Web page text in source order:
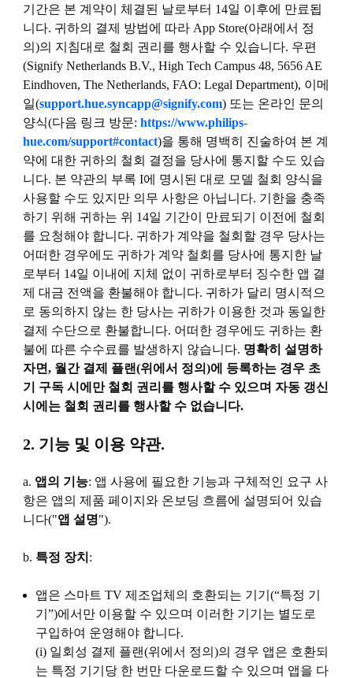
기간은 본 계약이 체결된 날로부터 14일 이후에 만료됩
니다. 귀하의 결제 방법에 따라 App Store(아래에서 정
의)의 지침대로 철회 권리를 행사할 수 있습니다. 우편
(Signify Netherlands B.V., High Tech Campus 48, 5656 AE
Eindhoven, The Netherlands, FAO: Legal Department), 이메
일(support.hue.syncapp@signify.com) 또는 온라인 문의
양식(다음 링크 방문: https://www.philips-
hue.com/support#contact)을 통해 명백히 진술하여 본 계
약에 대한 귀하의 철회 결정을 당사에 통지할 수도 있습
니다. 본 약관의 부록 I에 명시된 대로 모델 철회 양식을
사용할 수도 있지만 의무 사항은 아닙니다. 기한을 충족
하기 위해 귀하는 위 14일 기간이 만료되기 이전에 철회
를 요청해야 합니다. 귀하가 계약을 철회할 경우 당사는
어떠한 경우에도 귀하가 계약 철회를 당사에 통지한 날
로부터 14일 이내에 지체 없이 귀하로부터 징수한 앱 결
제 대금 전액을 환불해야 합니다. 귀하가 달리 명시적으
로 동의하지 않는 한 당사는 귀하가 이용한 것과 동일한
결제 수단으로 환불합니다. 어떠한 경우에도 귀하는 환
불에 따른 수수료를 발생하지 않습니다. 명확히 설명하
자면, 월간 결제 플랜(위에서 정의)에 등록하는 경우 초
기 구독 시에만 철회 권리를 행사할 수 있으며 자동 갱신
시에는 철회 권리를 행사할 수 없습니다.
2. 기능 및 이용 약관.
a. 앱의 기능: 앱 사용에 필요한 기능과 구체적인 요구 사
항은 앱의 제품 페이지와 온보딩 흐름에 설명되어 있습
니다("앱 설명").
b. 특정 장치 :
앱은 스마트 TV 제조업체의 호환되는 기기(“특정 기
기 ”)에서만 이용할 수 있으며 이러한 기기는 별도로
구입하여 운영해야 합니다.
(i)일회성 결제 플랜(위에서 정의)의 경우 앱은 호환되
는 특정 기기당 한 번만 다운로드할 수 있으며 앱을 다